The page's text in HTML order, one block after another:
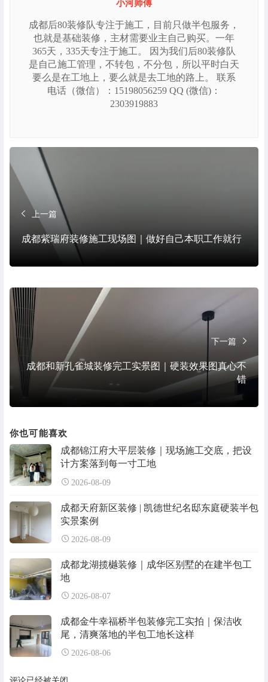
小河师傅
成都后80装修队专注于施工，目前只做半包服务，
也就是基础装修，主材需要业主自己购买。一年
365天，335天专注于施工。 因为我们后80装修队
是自己施工管理，不转包，不分包，所以平时白天
要么是在工地上，要么就是去工地的路上。 联系
电话（微信）：15198056259 QQ (微信)：
2303919883
上一篇
成都紫瑞府装修施工现场图｜做好自己本职工作就行
下一篇
成都和新孔雀城装修完工实景图｜硬装效果图真心不
错
你也可能喜欢
成都锦江府大平层装修｜现场施工交底，把设
计方案落到每一寸工地
2026-08-09
成都天府新区装修 | 凯德世纪名邸东庭硬装半包
实景案例
2026-08-09
成都龙湖揽樾装修｜成华区别墅的在建半包工
地
2026-08-07
成都金牛幸福桥半包装修完工实拍｜保洁收
尾，清爽落地的半包工地长这样
2026-08-06